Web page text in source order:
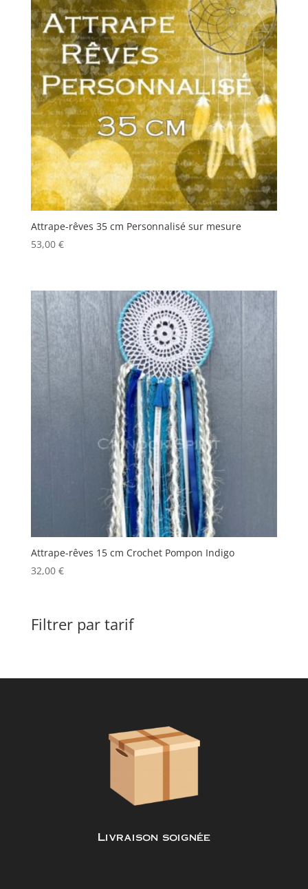
Attrape-rêves 35 cm Personnalisé sur mesure
53,00 €
Attrape-rêves 15 cm Crochet Pompon Indigo
32,00 €
Filtrer par tarif
Livraison soignée